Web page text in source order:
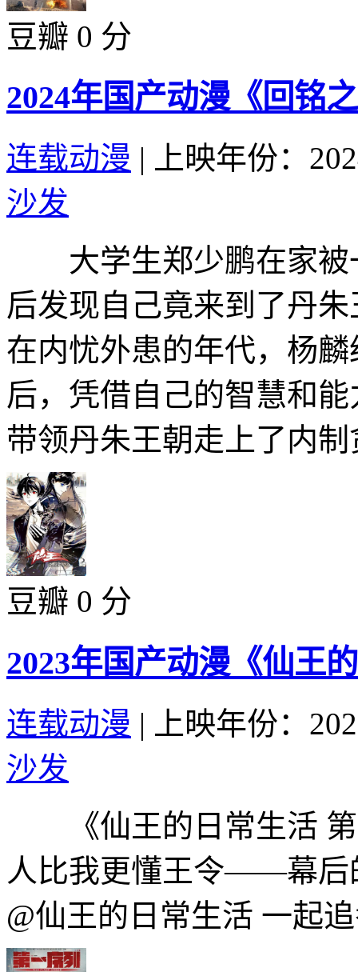
豆瓣 0 分
2024年国产动漫《回铭
连载动漫 |
上映年份：
沙发
大学生郑少鹏在家被
后发现自己竟来到了丹
在内忧外患的年代，杨
后，凭借自己的智慧和
带领丹朱王朝走上了内
豆瓣 0 分
2023年国产动漫《仙王
连载动漫 |
上映年份：
沙发
《仙王的日常生活 第
人比我更懂王令——幕后
@仙王的日常生活 一起